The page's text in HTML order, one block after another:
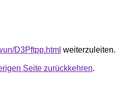
D3Pftpp.html weiterzuleiten.
Seite zurückkehren.